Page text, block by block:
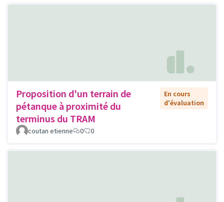
Proposition d'un terrain de
pétanque à proximité du
terminus du TRAM
En cours
d'évaluation
coutan etienne 0 0